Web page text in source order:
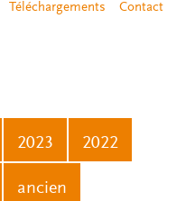
Téléchargements Contact
2023 2022
ancien